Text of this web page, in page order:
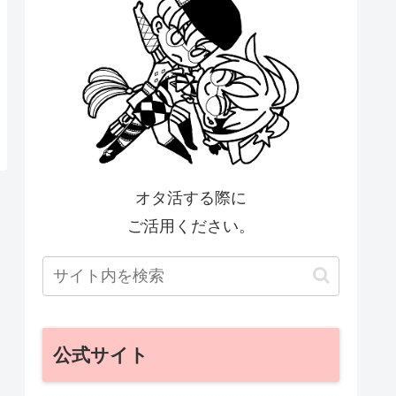
オタ活する際に
ご活用ください。
公式サイト